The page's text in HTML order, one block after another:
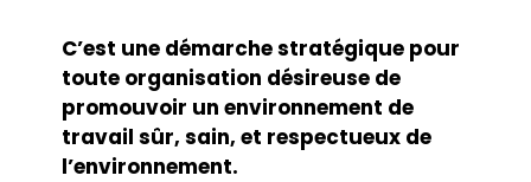
C’est une démarche stratégique pour
toute organisation désireuse de
promouvoir un environnement de
travail sûr, sain, et respectueux de
l’environnement.